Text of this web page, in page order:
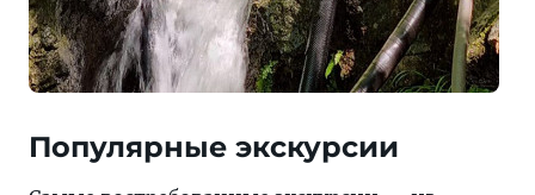
Популярные экскурсии